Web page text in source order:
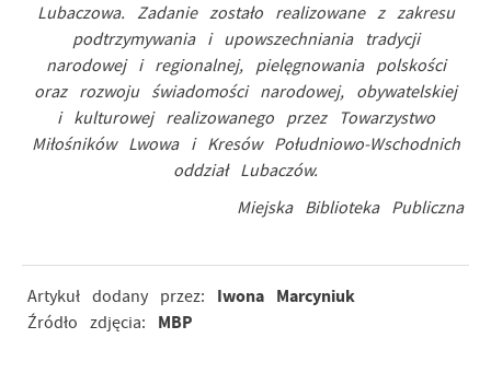
Lubaczowa. Zadanie zostało realizowane z zakresu
podtrzymywania i upowszechniania tradycji
narodowej i regionalnej, pielęgnowania polskości
oraz rozwoju świadomości narodowej, obywatelskiej
i kulturowej realizowanego przez Towarzystwo
Miłośników Lwowa i Kresów Południowo-Wschodnich
oddział Lubaczów.
Miejska Biblioteka Publiczna
Artykuł dodany przez: Iwona Marcyniuk
Źródło zdjęcia: MBP